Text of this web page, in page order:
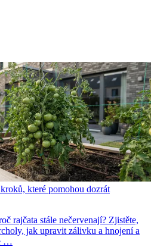
které pomohou dozrát
rajčata stále nečervenají? Zjistěte,
jak upravit zálivku a hnojení a
…